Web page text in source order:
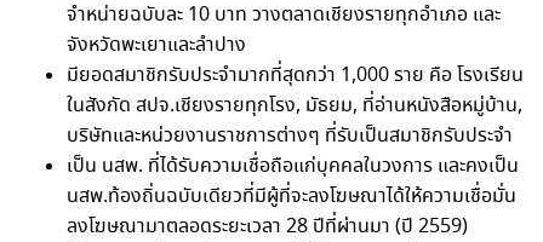
จำหน่ายฉบับละ 10 บาท วางตลาดเชียงรายทุกอำเภอ และ
จังหวัดพะเยาและลำปาง
มียอดสมาชิกรับประจำมากที่สุดกว่า 1,000 ราย คือ โรงเรียน
ในสังกัด สปจ.เชียงรายทุกโรง, มัธยม, ที่อ่านหนังสือหมู่บ้าน,
บริษัทและหน่วยงานราชการต่างๆ ที่รับเป็นสมาชิกรับประจำ
เป็น นสพ. ที่ได้รับความเชื่อถือแก่บุคคลในวงการ และคงเป็น
นสพ.ท้องถิ่นฉบับเดียวที่มีผู้ที่จะลงโฆษณาได้ให้ความเชื่อมั่น
ลงโฆษณามาตลอดระยะเวลา 28 ปีที่ผ่านมา (ปี 2559)